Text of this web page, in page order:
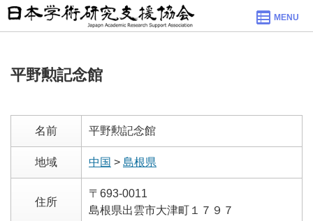
MENU
平野勲記念館
名前 平野勲記念館
地域 中国 > 島根県
住所
〒693-0011
島根県出雲市大津町１７９７